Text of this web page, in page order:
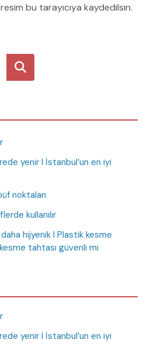
bu tarayıcıya kaydedilsin.
Ara
yenir I İstanbul’un en iyi
noktaları
kullanılır
hijyenik I Plastik kesme
tahtası güvenli mi
yenir I İstanbul’un en iyi